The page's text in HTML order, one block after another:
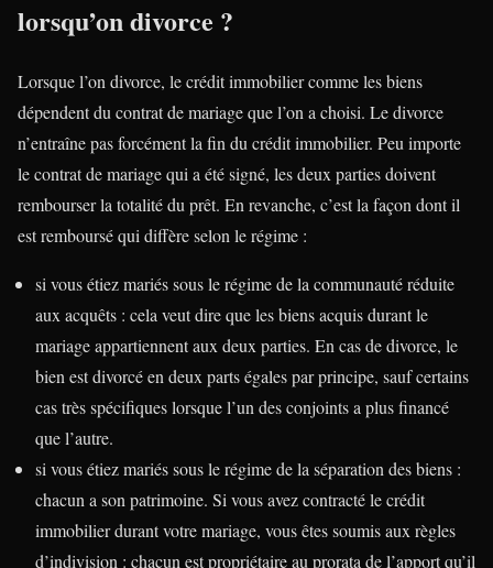
lorsqu’on divorce ?
Lorsque l’on divorce, le crédit immobilier comme les biens
dépendent du contrat de mariage que l’on a choisi. Le divorce
n’entraîne pas forcément la fin du crédit immobilier. Peu importe
le contrat de mariage qui a été signé, les deux parties doivent
rembourser la totalité du prêt. En revanche, c’est la façon dont il
est remboursé qui diffère selon le régime :
si vous étiez mariés sous le régime de la communauté réduite
aux acquêts : cela veut dire que les biens acquis durant le
mariage appartiennent aux deux parties. En cas de divorce, le
bien est divorcé en deux parts égales par principe, sauf certains
cas très spécifiques lorsque l’un des conjoints a plus financé
que l’autre.
si vous étiez mariés sous le régime de la séparation des biens :
chacun a son patrimoine. Si vous avez contracté le crédit
immobilier durant votre mariage, vous êtes soumis aux règles
d’indivision : chacun est propriétaire au prorata de l’apport qu’il